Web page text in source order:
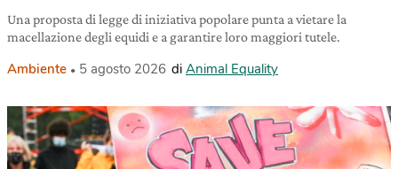
Una proposta di legge di iniziativa popolare punta a vietare la
macellazione degli equidi e a garantire loro maggiori tutele.
Ambiente 5 agosto 2026 di Animal Equality